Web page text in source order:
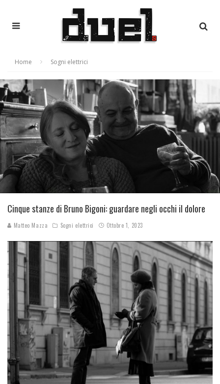
Home Sogni elettrici
Cinque stanze di Bruno Bigoni: guardare negli occhi il dolore
Matteo Mazza Sogni elettrici Ottobre 1, 2023